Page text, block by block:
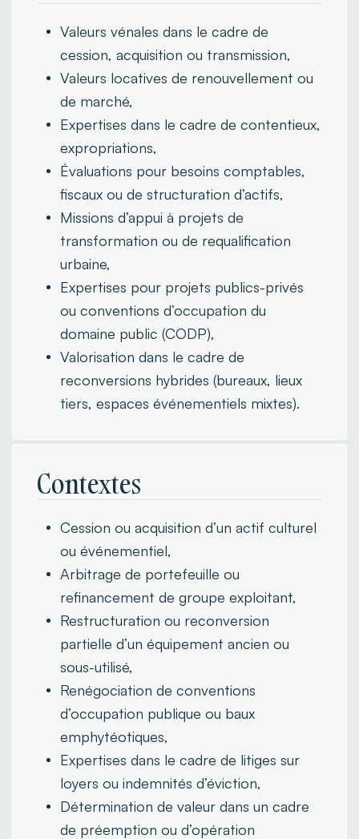
Valeurs vénales dans le cadre de
cession, acquisition ou transmission,
Valeurs locatives de renouvellement ou
de marché,
Expertises dans le cadre de contentieux,
expropriations,
Évaluations pour besoins comptables,
fiscaux ou de structuration d’actifs,
Missions d’appui à projets de
transformation ou de requalification
urbaine,
Expertises pour projets publics-privés
ou conventions d’occupation du
domaine public (CODP),
Valorisation dans le cadre de
reconversions hybrides (bureaux, lieux
tiers, espaces événementiels mixtes).
Contextes
Cession ou acquisition d’un actif culturel
ou événementiel,
Arbitrage de portefeuille ou
refinancement de groupe exploitant,
Restructuration ou reconversion
partielle d’un équipement ancien ou
sous-utilisé,
Renégociation de conventions
d’occupation publique ou baux
emphytéotiques,
Expertises dans le cadre de litiges sur
loyers ou indemnités d’éviction,
Détermination de valeur dans un cadre
de préemption ou d’opération